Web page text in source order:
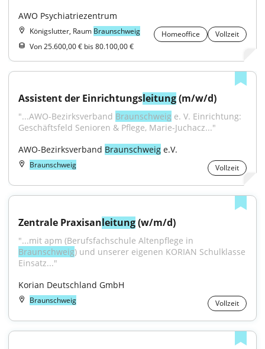
AWO Psychiatriezentrum
Königslutter, Raum Braunschweig Homeoffice
Vollzeit
Von 25.600,00 € bis 80.100,00 €
Assistent der Einrichtungsleitung (m/w/d)
"...AWO-Bezirksverband Braunschweig e. V. Einrichtung:
Geschäftsfeld Senioren & Pflege, Marie-Juchacz..."
AWO-Bezirksverband Braunschweig e.V.
Braunschweig Vollzeit
Zentrale Praxisanleitung (w/m/d)
Braunschweig) und unserer eigenen KORIAN Schulklasse
Einsatz..."
Korian Deutschland GmbH
Braunschweig Vollzeit